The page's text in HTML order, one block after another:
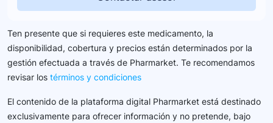
Ten presente que si requieres este medicamento, la
disponibilidad, cobertura y precios están determinados por la
gestión efectuada a través de Pharmarket. Te recomendamos
revisar los términos y condiciones
El contenido de la plataforma digital Pharmarket está destinado
exclusivamente para ofrecer información y no pretende, bajo